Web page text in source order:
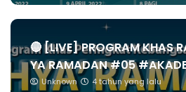
🔴 [LIVE] PROGRAM KHAS
YA RAMADAN #05
Unknown 4 tahun yang lalu